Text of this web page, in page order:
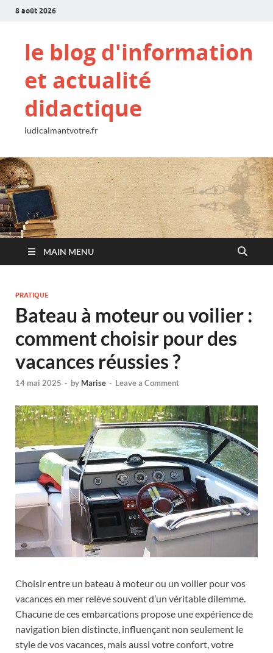
8 août 2026
le blog d'information
et actualité
didactique
ludicalmantvotre.fr
MAIN MENU
PRATIQUE
Bateau à moteur ou voilier :
comment choisir pour des
vacances réussies ?
14 mai 2025 - by Marise - Leave a Comment
Choisir entre un bateau à moteur ou un voilier pour vos
vacances en mer relève souvent d’un véritable dilemme.
Chacune de ces embarcations propose une expérience de
navigation bien distincte, influençant non seulement le
style de vos vacances, mais aussi votre confort, votre